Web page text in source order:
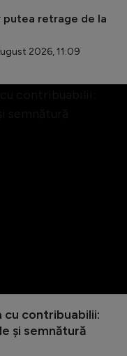
putea retrage de la
2026, 11:09
cu contribuabilii:
și semnătură